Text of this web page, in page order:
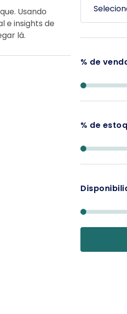
Usando
e insights de
lá.
% de
% de